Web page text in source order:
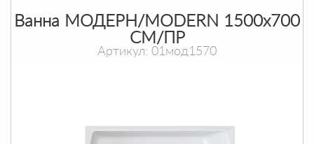
Ванна МОДЕРН/MODERN 1500х700
СМ/ПР
Артикул: 01мод1570